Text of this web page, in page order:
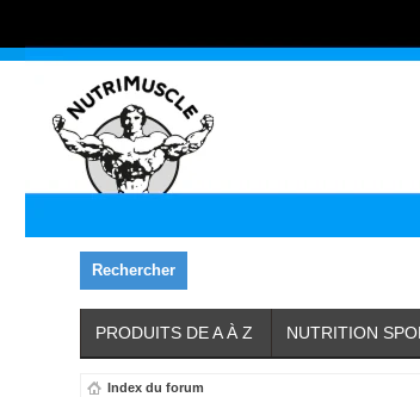
Rechercher
PRODUITS DE A À Z NUTRITION
Index du forum